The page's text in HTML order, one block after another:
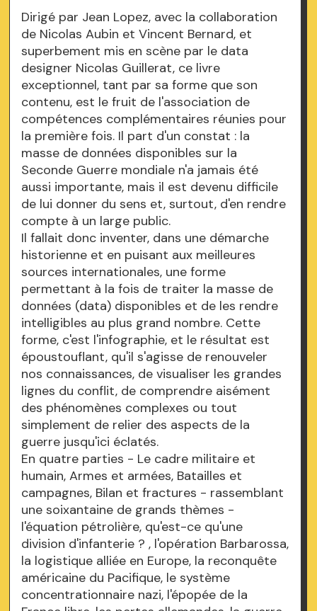
Dirigé par Jean Lopez, avec la collaboration
de Nicolas Aubin et Vincent Bernard, et
superbement mis en scène par le data
designer Nicolas Guillerat, ce livre
exceptionnel, tant par sa forme que son
contenu, est le fruit de l'association de
compétences complémentaires réunies pour
la première fois. Il part d'un constat : la
masse de données disponibles sur la
Seconde Guerre mondiale n'a jamais été
aussi importante, mais il est devenu difficile
de lui donner du sens et, surtout, d'en rendre
compte à un large public.
Il fallait donc inventer, dans une démarche
historienne et en puisant aux meilleures
sources internationales, une forme
permettant à la fois de traiter la masse de
données (data) disponibles et de les rendre
intelligibles au plus grand nombre. Cette
forme, c'est l'infographie, et le résultat est
époustouflant, qu'il s'agisse de renouveler
nos connaissances, de visualiser les grandes
lignes du conflit, de comprendre aisément
des phénomènes complexes ou tout
simplement de relier des aspects de la
guerre jusqu'ici éclatés.
En quatre parties - Le cadre militaire et
humain, Armes et armées, Batailles et
campagnes, Bilan et fractures - rassemblant
une soixantaine de grands thèmes -
l'équation pétrolière, qu'est-ce qu'une
division d'infanterie ? , l'opération Barbarossa,
la logistique alliée en Europe, la reconquête
américaine du Pacifique, le système
concentrationnaire nazi, l'épopée de la